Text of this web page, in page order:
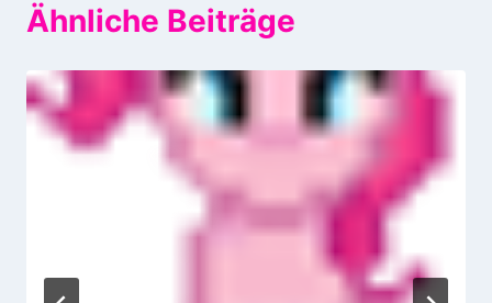
Ähnliche Beiträge